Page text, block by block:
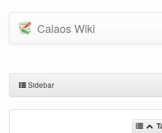
Calaos Wiki
Sidebar